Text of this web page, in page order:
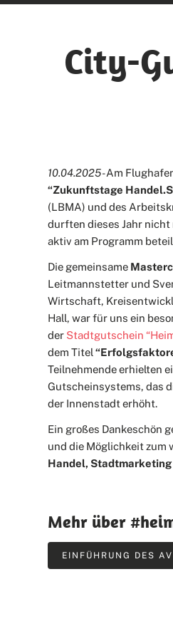
City-
10.04.2025 -Am
“Zukunftstage
(LBMA) und des
durften dieses Jahr nicht
aktiv am Programm
Die gemeinsame
Leitmannstetter und
Wirtschaft,
Hall, war für uns ein
der Stadtgutschein
dem Titel
Teilnehmende erhielten
Gutscheinsystems, das
der Innenstadt erhöht.
Ein großes Dankeschön
und die Möglichkeit zum
Handel,
Mehr über
EINFÜHRUNG DES